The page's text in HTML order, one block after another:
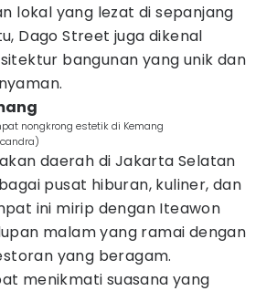
lokal yang lezat di sepanjang
Dago Street juga dikenal
bangunan yang unik dan
nongkrong estetik di Kemang
daerah di Jakarta Selatan
pusat hiburan, kuliner, dan
ini mirip dengan Iteawon
malam yang ramai dengan
yang beragam.
menikmati suasana yang